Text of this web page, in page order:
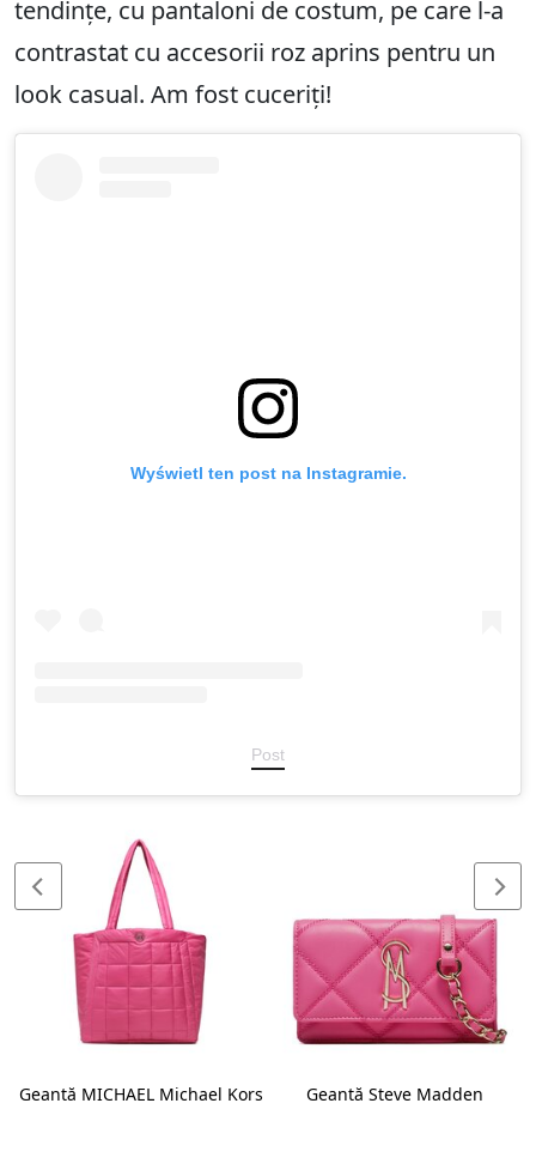
tendințe, cu pantaloni de costum, pe care l-a
contrastat cu accesorii roz aprins pentru un
look casual. Am fost cuceriți!
Wyświetl ten post na Instagramie.
Post
Geantă MICHAEL Michael Kors Geantă Steve Madden